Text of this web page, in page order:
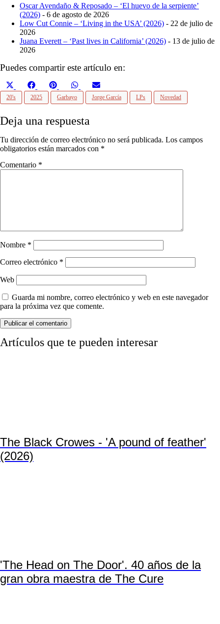
Oscar Avendaño & Reposado – ‘El huevo de la serpiente’
(2026) - 6 de agosto de 2026
Low Cut Connie – ‘Living in the USA’ (2026) - 22 de julio de
2026
Juana Everett – ‘Past lives in California’ (2026) - 13 de julio de
2026
Puedes compartir este artículo en:
Compartir
en
(Twitter)
Compartir
en
FacebookCompartir
en
Pinterest Compartir
en
WhatsAppCompartir
en
20's 2025 Garbayo Jorge García LPs Novedad
Deja una respuesta
Tu dirección de correo electrónico no será publicada. Los campos
obligatorios están marcados con *
Comentario *
Nombre *
Correo electrónico *
Web
Guarda mi nombre, correo electrónico y web en este navegador
para la próxima vez que comente.
Artículos que te pueden interesar
The Black Crowes - 'A pound of feather'
(2026)
'The Head on The Door'. 40 años de la
gran obra maestra de The Cure